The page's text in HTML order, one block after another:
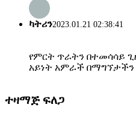
ካትሪን2023.01.21 02:38:41
የምርት ጥራትን በተመሳሳይ
አይነት አምራች በማግኘታችን
ተዛማጅ ፍለጋ